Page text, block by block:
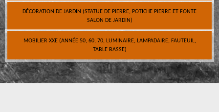
DÉCORATION DE JARDIN (STATUE DE PIERRE, POTICHE PIERRE ET FONTE
SALON DE JARDIN)
MOBILIER XXE (ANNÉE 50, 60, 70, LUMINAIRE, LAMPADAIRE, FAUTEUIL,
TABLE BASSE)